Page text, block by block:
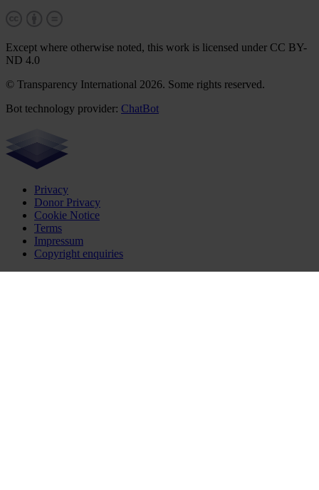
Except where otherwise noted, this work is licensed under CC BY-
ND 4.0
© Transparency International 2026. Some rights reserved.
Bot technology provider: ChatBot
Privacy
Donor Privacy
Cookie Notice
Terms
Impressum
Copyright enquiries